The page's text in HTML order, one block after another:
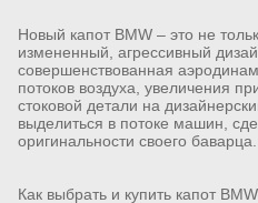
Новый капот BMW – это не
измененный, агрессивный
совершенствованная
потоков воздуха, увеличения
стоковой детали на
выделиться в потоке машин,
оригинальности своего баварца.
Как выбрать и купить капот